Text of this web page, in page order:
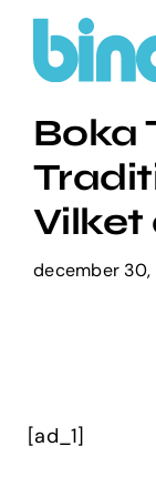
Skip
content
Boka
Vilket
december 30,
[ad_1]